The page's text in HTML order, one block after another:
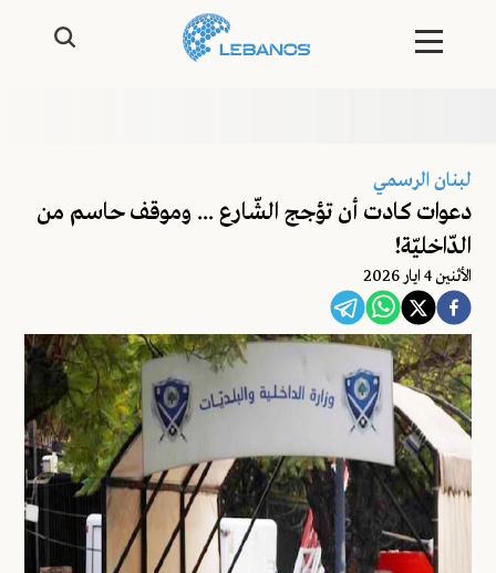
لبنان الرسمي
دعوات كادت أن تؤجج الشّارع ... وموقف حاسم من
الدّاخليّة!
اﻷثنين 4 ايار 2026